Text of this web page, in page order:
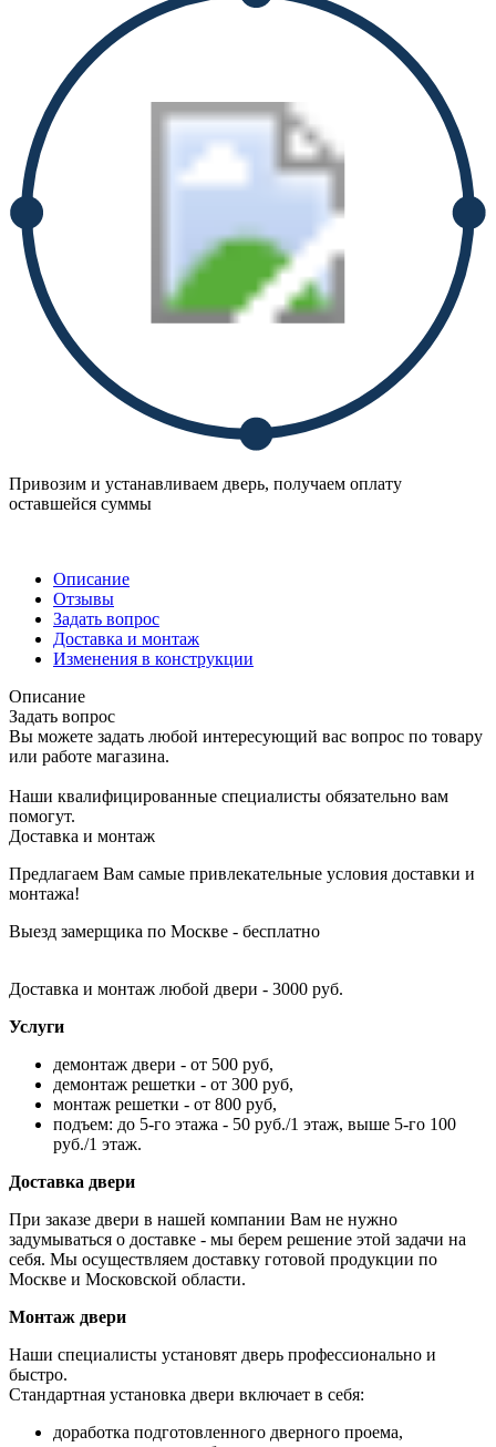
Привозим и устанавливаем дверь, получаем оплату
оставшейся суммы
Описание
Отзывы
Задать вопрос
Доставка и монтаж
Изменения в конструкции
Описание
Задать вопрос
Вы можете задать любой интересующий вас вопрос по товару
или работе магазина.
Наши квалифицированные специалисты обязательно вам
помогут.
Доставка и монтаж
Предлагаем Вам самые привлекательные условия доставки и
монтажа!
Выезд замерщика по Москве - бесплатно
Доставка и монтаж любой двери - 3000 руб.
Услуги
демонтаж двери - от 500 руб,
демонтаж решетки - от 300 руб,
монтаж решетки - от 800 руб,
подъем: до 5-го этажа - 50 руб./1 этаж, выше 5-го 100
руб./1 этаж.
Доставка двери
При заказе двери в нашей компании Вам не нужно
задумываться о доставке - мы берем решение этой задачи на
себя. Мы осуществляем доставку готовой продукции по
Москве и Московской области.
Монтаж двери
Наши специалисты установят дверь профессионально и
быстро.
Стандартная установка двери включает в себя:
доработка подготовленного дверного проема,